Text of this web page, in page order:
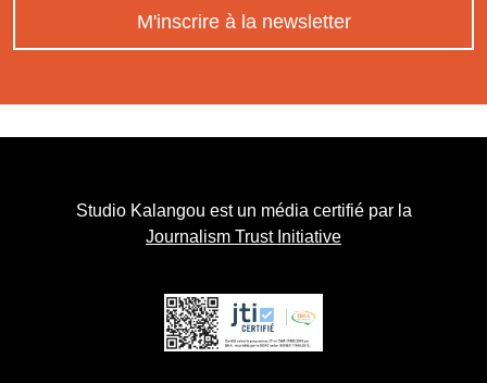
M'inscrire à la newsletter
Studio Kalangou est un média certifié par la
Journalism Trust Initiative